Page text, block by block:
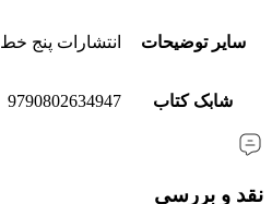
سایر توضیحات انتشارات پنج خط
شابک کتاب 9790802634947
نقد و بررسی